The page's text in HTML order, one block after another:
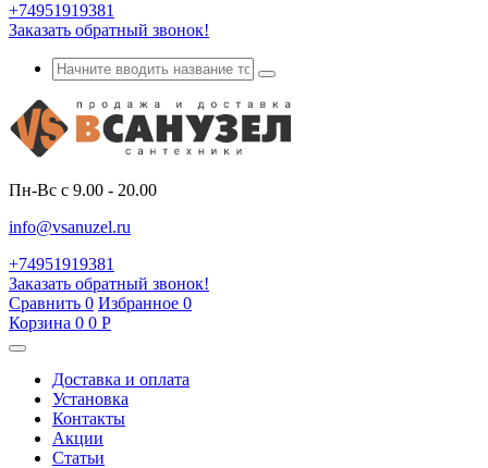
+74951919381
Заказать обратный звонок!
Пн-Вс с 9.00 - 20.00
info@vsanuzel.ru
+74951919381
Заказать обратный звонок!
Сравнить 0 Избранное 0
Корзина 0 0 Р
Доставка и оплата
Установка
Контакты
Акции
Статьи